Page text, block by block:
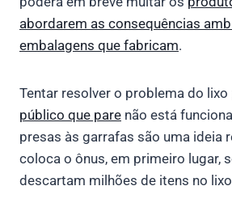
abordarem as consequências
embalagens que fabricam.
Tentar resolver o problema do lixo
público que pare não está
presas às garrafas são uma ideia
coloca o ônus, em primeiro lugar,
descartam milhões de itens no